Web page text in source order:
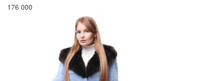
176 000